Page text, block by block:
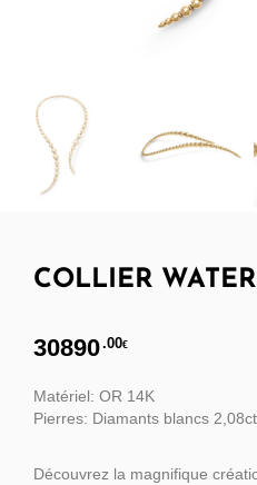
COLLIER
30890.00€
Matériel: OR 14K
Pierres: Diamants blancs
Découvrez la magnifique